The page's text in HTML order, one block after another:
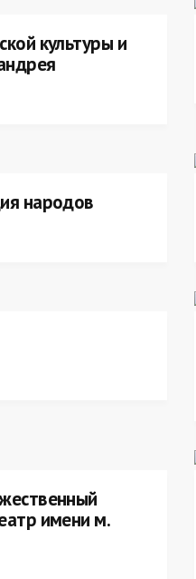
культуры и
народов
имени м.